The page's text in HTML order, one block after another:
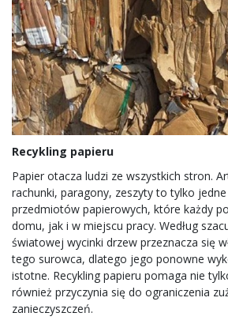
Recykling papieru
Papier otacza ludzi ze wszystkich stron.
rachunki, paragony, zeszyty to tylko jedne
przedmiotów papierowych, które każdy
domu, jak i w miejscu pracy. Według
światowej wycinki drzew przeznacza się
tego surowca, dlatego jego ponowne
istotne. Recykling papieru pomaga nie
również przyczynia się do ograniczenia
zanieczyszczeń.